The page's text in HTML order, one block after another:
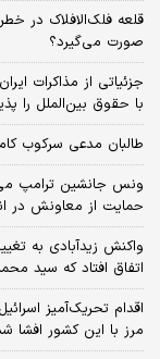
قلعه فلک‌الافلاک در
صورت می‌گیرد؟
جزئیاتی از مذاکرات
با حقوق بین‌الملل را
طالبان مدعی سرکوب
ونس جانشین ترامپ
حمایت از معاونش در انتخابات
واکنش زیدآبادی به
اتفاق افتاد که سید
اقدام تحریک‌آمیز
مرز با این کشور افشا